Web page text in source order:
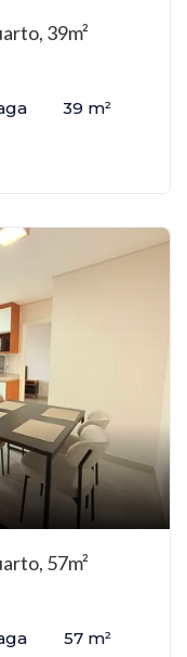
39m²
39 m²
57m²
57 m²